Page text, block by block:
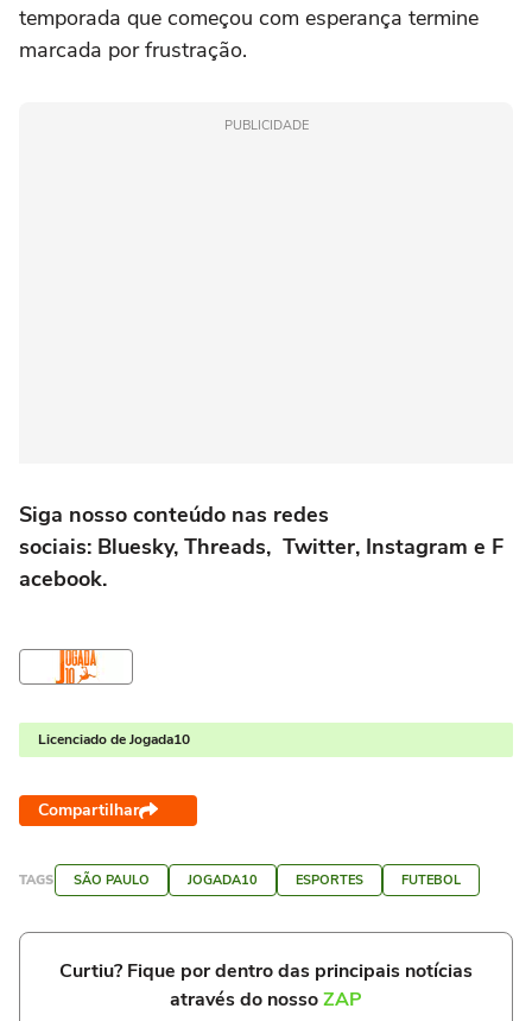
temporada que começou com esperança termine
marcada por frustração.
PUBLICIDADE
Siga nosso conteúdo nas redes
sociais: Bluesky, Threads, Twitter, Instagram e F
acebook.
Licenciado de Jogada10
Compartilhar
TAGS SÃO PAULO JOGADA10 ESPORTES FUTEBOL
Curtiu? Fique por dentro das principais notícias
através do nossoZAP